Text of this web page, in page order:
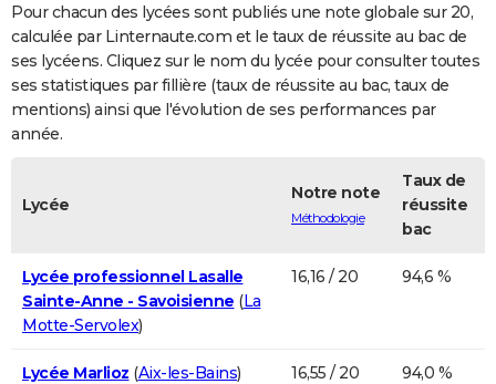
S'inscrire
Se connecter
Lycées
Collèges
Primaires
Universités
Entreprises
Service militaire
Avis de recherche
AVIS DE DÉCÈS
FORUM
Bricolage
Lifestyle
Culture
Sport
Auto
Television
Voyage
Cinema
Pour chacun des lycées sont publiés une note globale sur 20,
calculée par Linternaute.com et le taux de réussite au bac de
ses lycéens. Cliquez sur le nom du lycée pour consulter toutes
ses statistiques par fillière (taux de réussite au bac, taux de
mentions) ainsi que l'évolution de ses performances par
année.
Lycée
Notre note
Méthodologie
Taux de
réussite
bac
Lycée professionnel Lasalle
Sainte-Anne - Savoisienne (La
Motte-Servolex)
16,16 / 20 94,6 %
Lycée Marlioz (Aix-les-Bains) 16,55 / 20 94,0 %